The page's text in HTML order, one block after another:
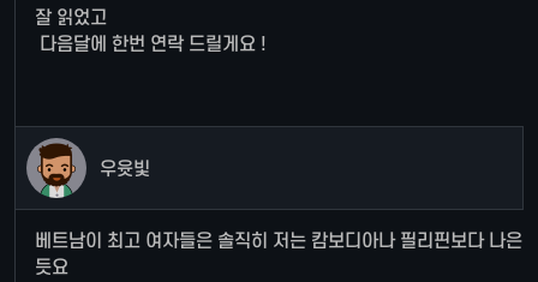
잘 읽었고
다음달에 한번 연락 드릴게요 !
우윳빛
베트남이 최고 여자들은 솔직히 저는 캄보디아나 필리핀보다 나은
듯요